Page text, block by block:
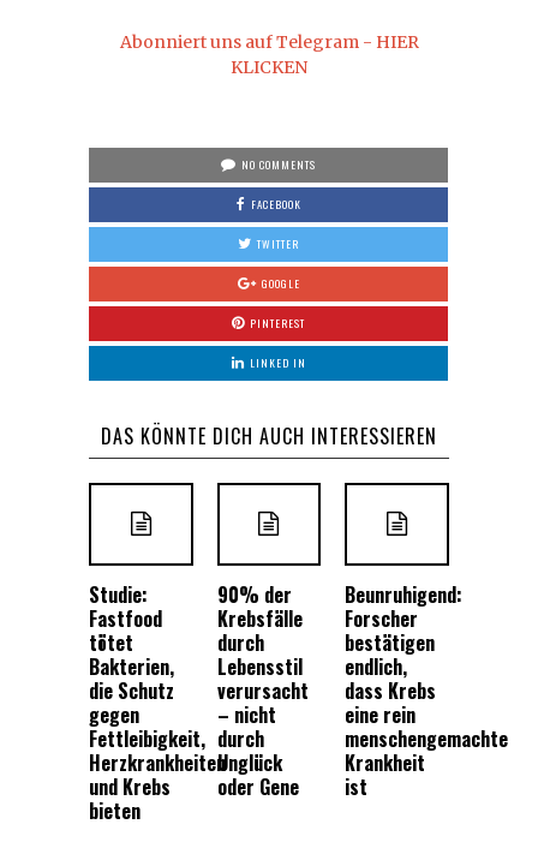
Abonniert uns auf Telegram - HIER
KLICKEN
NO COMMENTS
FACEBOOK
TWITTER
GOOGLE
PINTEREST
LINKED IN
DAS KÖNNTE DICH AUCH INTERESSIEREN
Studie:
Fastfood
tötet
Bakterien,
die Schutz
gegen
Fettleibigkeit,
Herzkrankheiten
und Krebs
bieten
90% der
Krebsfälle
durch
Lebensstil
verursacht
– nicht
durch
Unglück
oder Gene
Beunruhigend:
Forscher
bestätigen
endlich,
dass Krebs
eine rein
menschengemachte
Krankheit
ist